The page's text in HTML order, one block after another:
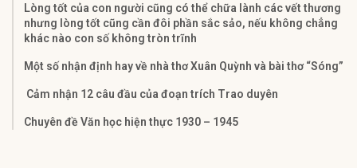
Lòng tốt của con người cũng có thể chữa lành các vết thương
nhưng lòng tốt cũng cần đôi phần sắc sảo, nếu không chẳng
khác nào con số không tròn trĩnh
Một số nhận định hay về nhà thơ Xuân Quỳnh và bài thơ “Sóng”
Cảm nhận 12 câu đầu của đoạn trích Trao duyên
Chuyên đề Văn học hiện thực 1930 – 1945